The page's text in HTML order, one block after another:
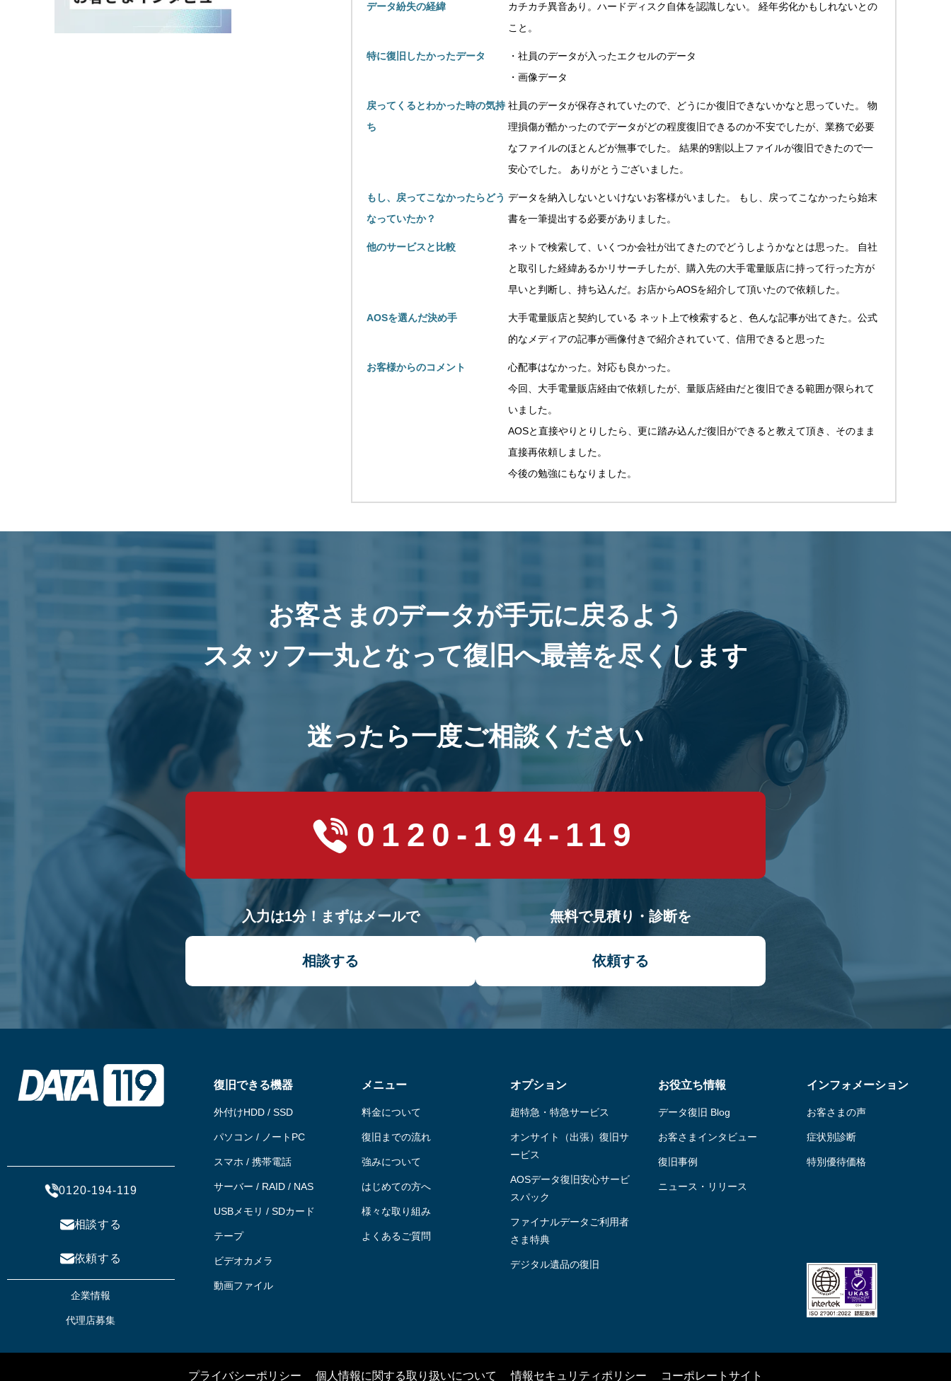
データ紛失の経緯
カチカチ異音あり。ハードディスク自体を認識しない。 経年劣化かもしれないとの
こと。
特に復旧したかったデータ
・社員のデータが入ったエクセルのデータ
・画像データ
戻ってくるとわかった時の気持
ち
社員のデータが保存されていたので、どうにか復旧できないかなと思っていた。 物
理損傷が酷かったのでデータがどの程度復旧できるのか不安でしたが、業務で必要
なファイルのほとんどが無事でした。 結果的9割以上ファイルが復旧できたので一
安心でした。 ありがとうございました。
もし、戻ってこなかったらどう
なっていたか？
データを納入しないといけないお客様がいました。 もし、戻ってこなかったら始末
書を一筆提出する必要がありました。
他のサービスと比較
ネットで検索して、いくつか会社が出てきたのでどうしようかなとは思った。 自社
と取引した経緯あるかリサーチしたが、購入先の大手電量販店に持って行った方が
早いと判断し、持ち込んだ。お店からAOSを紹介して頂いたので依頼した。
AOSを選んだ決め手
大手電量販店と契約している ネット上で検索すると、色んな記事が出てきた。公式
的なメディアの記事が画像付きで紹介されていて、信用できると思った
お客様からのコメント
心配事はなかった。対応も良かった。
今回、大手電量販店経由で依頼したが、量販店経由だと復旧できる範囲が限られて
いました。
AOSと直接やりとりしたら、更に踏み込んだ復旧ができると教えて頂き、そのまま
直接再依頼しました。
今後の勉強にもなりました。
お客さまのデータが手元に戻るよう
スタッフ一丸となって復旧へ最善を尽くします
迷ったら一度ご相談ください
0120-194-119
入力は1分！まずはメールで
相談する
無料で見積り・診断を
依頼する
0120-194-119
相談する
依頼する
企業情報
代理店募集
復旧できる機器
外付けHDD / SSD
パソコン / ノートPC
スマホ / 携帯電話
サーバー / RAID / NAS
USBメモリ / SDカード
テープ
ビデオカメラ
動画ファイル
メニュー
料金について
復旧までの流れ
強みについて
はじめての方へ
様々な取り組み
よくあるご質問
オプション
超特急・特急サービス
オンサイト（出張）復旧サ
ービス
AOSデータ復旧安⼼サービ
スパック
ファイナルデータご利⽤者
さま特典
デジタル遺品の復旧
お役立ち情報
データ復旧 Blog
お客さまインタビュー
復旧事例
ニュース・リリース
インフォメーション
お客さまの声
症状別診断
特別優待価格
プライバシーポリシー 個人情報に関する取り扱いについて 情報セキュリティポリシー コーポレートサイト